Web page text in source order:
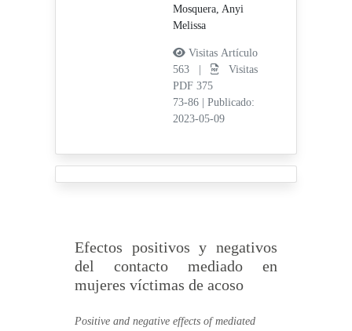
Mosquera, Anyi
Melissa
Visitas Artículo
563 |
Visitas
PDF 375
73-86
Publicado:
2023-05-09
Efectos positivos y negativos
del contacto mediado en
mujeres víctimas de acoso
Positive and negative effects of mediated